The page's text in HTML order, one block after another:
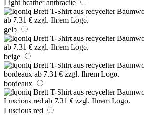
Light heather anthracite
gelb
beige
bordeaux
Luscious red